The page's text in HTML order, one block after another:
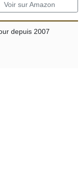
Voir sur Amazon
depuis 2007